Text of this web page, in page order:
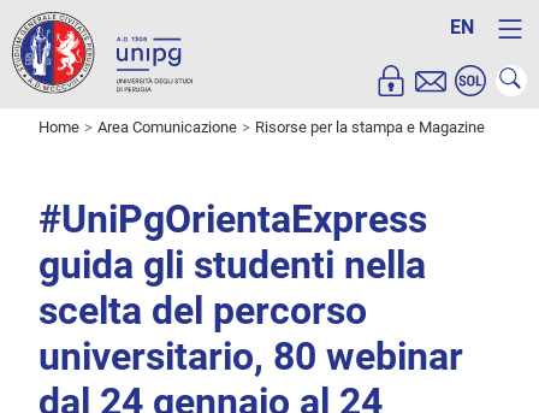
EN
Home Area Comunicazione Risorse per la stampa e Magazine
#UniPgOrientaExpress
guida gli studenti nella
scelta del percorso
universitario, 80 webinar
dal 24 gennaio al 24